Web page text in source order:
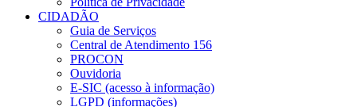
CIDADÃO
Guia de Serviços
Central de Atendimento 156
PROCON
Ouvidoria
E-SIC (acesso à informação)
LGPD (informações)